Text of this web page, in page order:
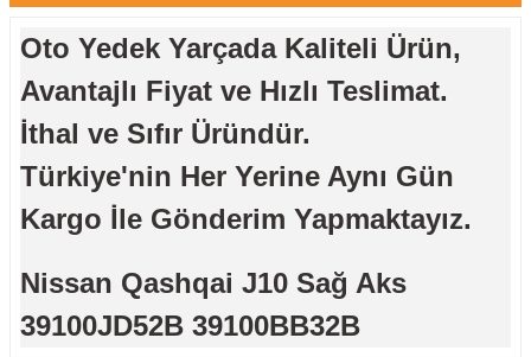
Oto Yedek Yarçada Kaliteli Ürün,
Avantajlı Fiyat ve Hızlı Teslimat.
İthal ve Sıfır Üründür.
Türkiye'nin Her Yerine Aynı Gün
Kargo İle Gönderim Yapmaktayız.
Nissan Qashqai J10 Sağ Aks
39100JD52B 39100BB32B